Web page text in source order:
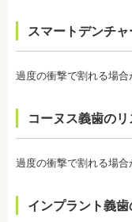
・白さを維持す
・ホワイトニン
ケチャップなど
監修医情報 医
日本大学歯学部
日本大学歯学部
スマートデンチ
過度の衝撃で割れる場合
コーヌス義歯の
過度の衝撃で割れる場合
インプラント義